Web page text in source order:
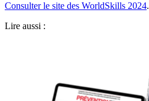
Consulter le site des WorldSkills 2024.
Lire aussi :